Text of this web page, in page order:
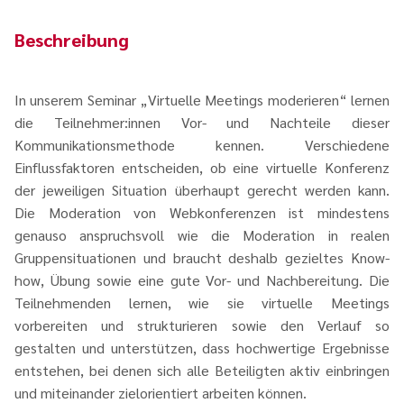
Beschreibung
In unserem Seminar „Virtuelle Meetings moderieren“ lernen
die Teilnehmer:innen Vor- und Nachteile dieser
Kommunikationsmethode kennen. Verschiedene
Einflussfaktoren entscheiden, ob eine virtuelle Konferenz
der jeweiligen Situation überhaupt gerecht werden kann.
Die Moderation von Webkonferenzen ist mindestens
genauso anspruchsvoll wie die Moderation in realen
Gruppensituationen und braucht deshalb gezieltes Know-
how, Übung sowie eine gute Vor- und Nachbereitung. Die
Teilnehmenden lernen, wie sie virtuelle Meetings
vorbereiten und strukturieren sowie den Verlauf so
gestalten und unterstützen, dass hochwertige Ergebnisse
entstehen, bei denen sich alle Beteiligten aktiv einbringen
und miteinander zielorientiert arbeiten können.